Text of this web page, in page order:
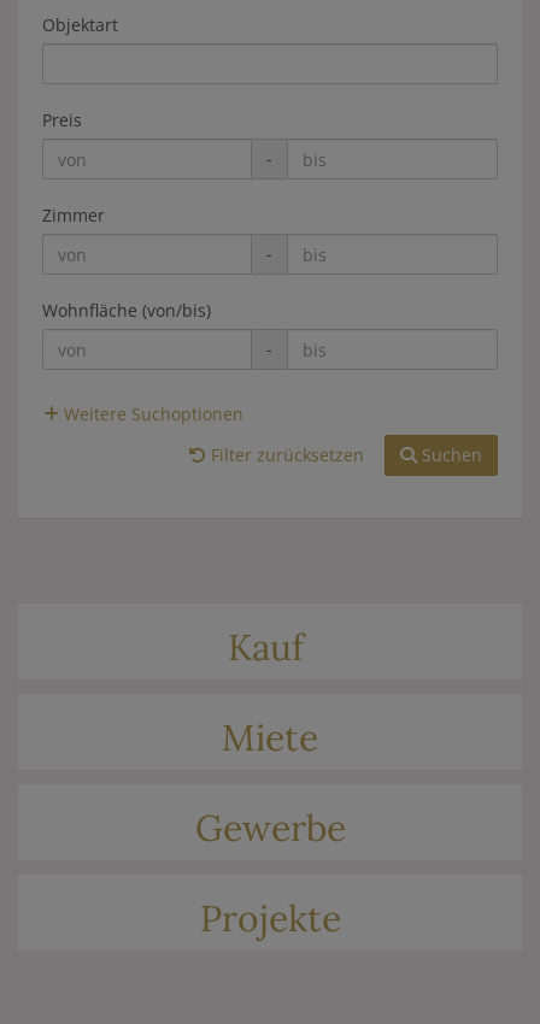
Objektart
Preis
-
Zimmer
-
Wohnfläche (von/bis)
-
Weitere Suchoptionen
Filter zurücksetzen
Suchen
Kauf
Miete
Gewerbe
Projekte